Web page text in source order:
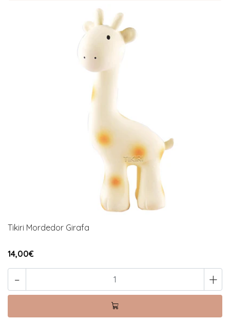
Tikiri Mordedor Girafa
14,00€
- +